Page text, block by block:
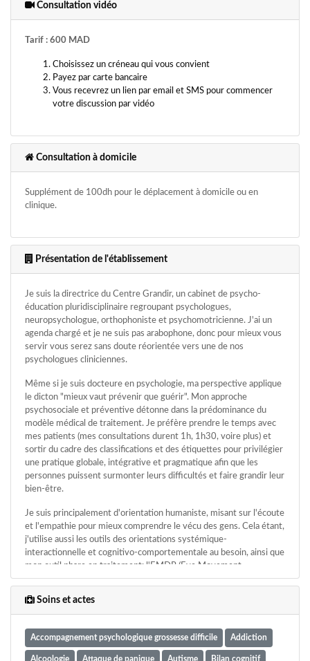
Consultation vidéo
Tarif : 600 MAD
Choisissez un créneau qui vous convient
Payez par carte bancaire
Vous recevrez un lien par email et SMS pour commencer
votre discussion par vidéo
Consultation à domicile
Supplément de 100dh pour le déplacement à domicile ou en
clinique.
Présentation de l'établissement
Je suis la directrice du Centre Grandir, un cabinet de psycho-
éducation pluridisciplinaire regroupant psychologues,
neuropsychologue, orthophoniste et psychomotricienne. J'ai un
agenda chargé et je ne suis pas arabophone, donc pour mieux vous
servir vous serez sans doute réorientée vers une de nos
psychologues cliniciennes.
Même si je suis docteure en psychologie, ma perspective applique
le dicton "mieux vaut prévenir que guérir". Mon approche
psychosociale et préventive détonne dans la prédominance du
modèle médical de traitement. Je préfère prendre le temps avec
mes patients (mes consultations durent 1h, 1h30, voire plus) et
sortir du cadre des classifications et des étiquettes pour privilégier
une pratique globale, intégrative et pragmatique afin que les
personnes puissent surmonter leurs difficultés et faire grandir leur
bien-être.
Je suis principalement d'orientation humaniste, misant sur l'écoute
et l'empathie pour mieux comprendre le vécu des gens. Cela étant,
j'utilise aussi les outils des orientations systémique-
interactionnelle et cognitivo-comportementale au besoin, ainsi que
mon outil phare en traitement: l'EMDR (Eye Movement
Desensitization Reprocessing).
Au cabinet ou en ligne, je porte toujours les valeurs d'éthique,
d'autonomisation, de bienveillance, de respect et d'écoute.
Bienvenue à vous, Welcome, Bienvenidos!
Soins et actes
Accompagnement psychologique grossesse difficile Addiction